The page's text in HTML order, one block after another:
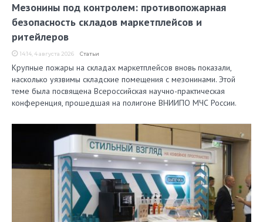
Мезонины под контролем: противопожарная
безопасность складов маркетплейсов и
ритейлеров
14:14, 4 августа 2026 Статьи
Крупные пожары на складах маркетплейсов вновь показали,
насколько уязвимы складские помещения с мезонинами. Этой
теме была посвящена Всероссийская научно-практическая
конференция, прошедшая на полигоне ВНИИПО МЧС России.